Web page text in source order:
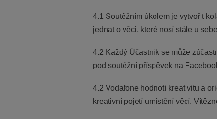
4.1 Soutěžním úkolem je vytvořit
jednat o věci, které nosí stále u
4.2 Každý Účastník se může
pod soutěžní příspěvek na
4.2 Vodafone hodnotí kreativitu a
kreativní pojetí umístění věcí.